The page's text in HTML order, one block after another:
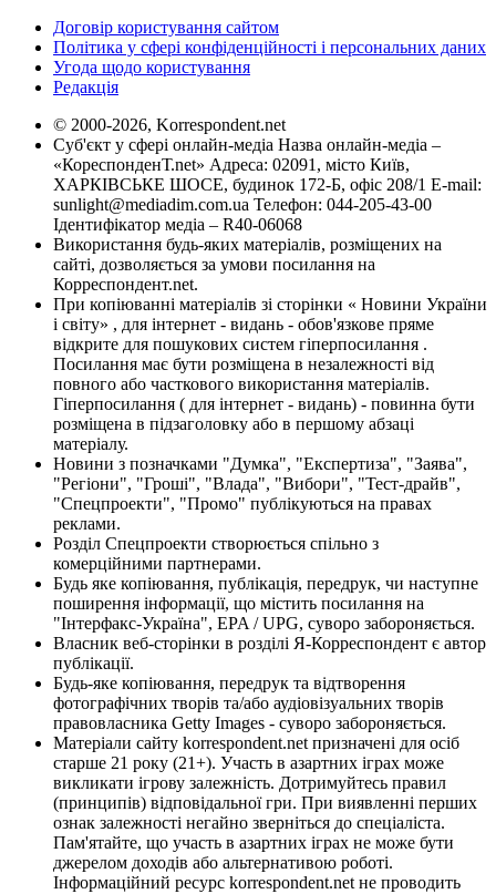
Договір користування сайтом
Політика у сфері конфіденційності і персональних даних
Угода щодо користування
Редакція
© 2000-2026, Korrespondent.net
Суб'єкт у сфері онлайн-медіа Назва онлайн-медіа –
«КореспонденТ.net» Адреса: 02091, місто Київ,
ХАРКІВСЬКЕ ШОСЕ, будинок 172-Б, офіс 208/1 E-mail:
sunlight@mediadim.com.ua Телефон: 044-205-43-00
Ідентифікатор медіа – R40-06068
Використання будь-яких матеріалів, розміщених на
сайті, дозволяється за умови посилання на
Корреспондент.net.
При копіюванні матеріалів зі сторінки « Новини України
і світу» , для інтернет - видань - обов'язкове пряме
відкрите для пошукових систем гіперпосилання .
Посилання має бути розміщена в незалежності від
повного або часткового використання матеріалів.
Гіперпосилання ( для інтернет - видань) - повинна бути
розміщена в підзаголовку або в першому абзаці
матеріалу.
Новини з позначками "Думка", "Експертиза", "Заява",
"Регіони", "Гроші", "Влада", "Вибори", "Тест-драйв",
"Спецпроекти", "Промо" публікуються на правах
реклами.
Розділ Спецпроекти створюється спільно з
комерційними партнерами.
Будь яке копіювання, публікація, передрук, чи наступне
поширення інформації, що містить посилання на
"Інтерфакс-Україна", EPA / UPG, суворо забороняється.
Власник веб-сторінки в розділі Я-Корреспондент є автор
публікації.
Будь-яке копіювання, передрук та відтворення
фотографічних творів та/або аудіовізуальних творів
правовласника Getty Images - суворо забороняється.
Матеріали сайту korrespondent.net призначені для осіб
старше 21 року (21+). Участь в азартних іграх може
викликати ігрову залежність. Дотримуйтесь правил
(принципів) відповідальної гри. При виявленні перших
ознак залежності негайно зверніться до спеціаліста.
Пам'ятайте, що участь в азартних іграх не може бути
джерелом доходів або альтернативою роботі.
Інформаційний ресурс korrespondent.net не проводить